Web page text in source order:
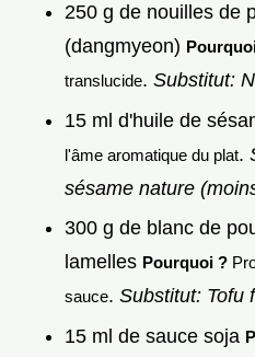
250 g de nouilles de
(dangmyeon)
translucide. Substitut:
15 ml d'huile de
l'âme aromatique du plat.
sésame nature
300 g de blanc de
lamelles Pourquoi ?
sauce. Substitut:
15 ml de sauce soja